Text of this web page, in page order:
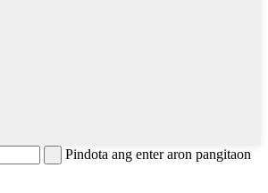
Pindota ang enter aron pangitaon